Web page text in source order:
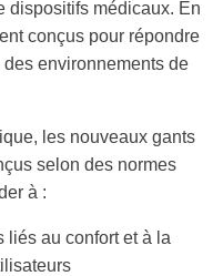
dispositifs médicaux. En
conçus pour répondre
environnements de
les nouveaux gants
selon des normes
à :
liés au confort et à la